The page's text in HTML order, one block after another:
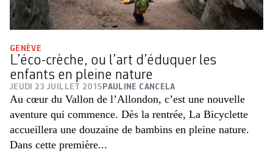
GENÈVE
L’éco-crèche, ou l’art d’éduquer les
enfants en pleine nature
JEUDI 23 JUILLET 2015 PAULINE CANCELA
Au cœur du Vallon de l’Allondon, c’est une nouvelle
aventure qui commence. Dès la rentrée, La Bicyclette
accueillera une douzaine de bambins en pleine nature.
Dans cette première...